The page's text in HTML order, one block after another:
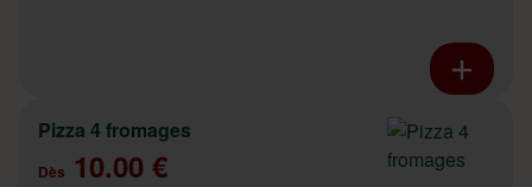
Pizza 4 fromages
Dès 10.00 €